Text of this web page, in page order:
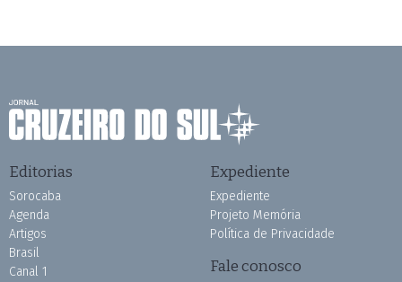
Editorias
Sorocaba
Agenda
Artigos
Brasil
Canal 1
Expediente
Expediente
Projeto Memória
Política de Privacidade
Fale conosco